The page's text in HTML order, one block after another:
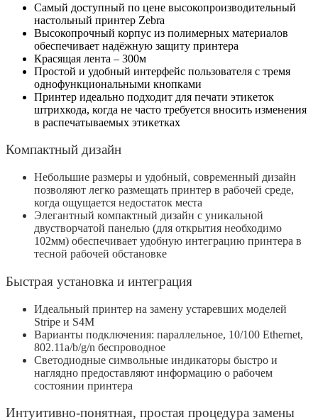
Самый доступный по цене высокопроизводительный
настольный принтер Zebra
Высокопрочный корпус из полимерных материалов
обеспечивает надёжную защиту принтера
Красящая лента – 300м
Простой и удобный интерфейс пользователя с тремя
однофункциональными кнопками
Принтер идеально подходит для печати этикеток
штрихкода, когда не часто требуется вносить изменения
в распечатываемых этикетках
Компактный дизайн
Небольшие размеры и удобный, современный дизайн
позволяют легко размещать принтер в рабочей среде,
когда ощущается недостаток места
Элегантный компактный дизайн с уникальной
двустворчатой панелью (для открытия необходимо
102мм) обеспечивает удобную интеграцию принтера в
тесной рабочей обстановке
Быстрая установка и интеграция
Идеальный принтер на замену устаревших моделей
Stripe и S4M
Варианты подключения: параллельное, 10/100 Ethernet,
802.11a/b/g/n беспроводное
Светодиодные символьные индикаторы быстро и
наглядно предоставляют информацию о рабочем
состоянии принтера
Интуитивно-понятная, простая процедура замены